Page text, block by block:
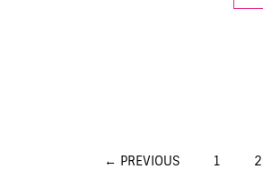
Posts
← PREVIOUS 1 2